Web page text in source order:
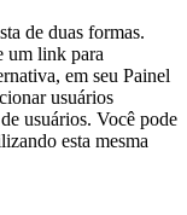
de duas formas.
um link para
em seu Painel
usuários
usuários. Você pode
esta mesma